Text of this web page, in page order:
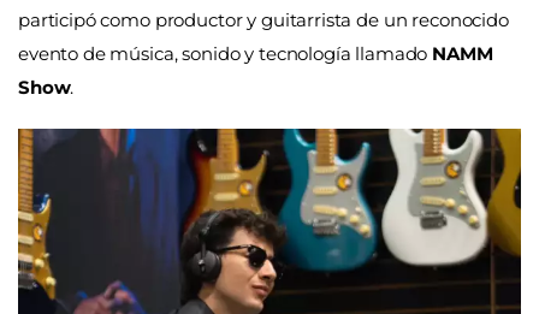
participó como productor y guitarrista de un reconocido
evento de música, sonido y tecnología llamado NAMM
Show.